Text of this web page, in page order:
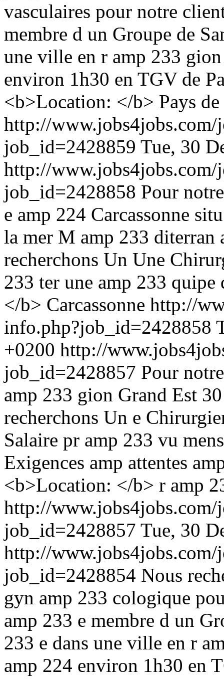
vasculaires pour notre
membre d un Groupe de
une ville en r amp 233
environ 1h30 en TGV de
<b>Location: </b> Pays
http://www.jobs4jobs.com/
job_id=2428859 Tue, 30
http://www.jobs4jobs.com/
job_id=2428858 Pour
e amp 224 Carcassonne
la mer M amp 233 diterran
recherchons Un Une
233 ter une amp 233
</b> Carcassonne http://
info.php?job_id=2428858
+0200 http://
job_id=2428857 Pour
amp 233 gion Grand Est
recherchons Un e
Salaire pr amp 233 vu
Exigences amp attentes
<b>Location: </b> r amp
http://www.jobs4jobs.com/
job_id=2428857 Tue, 30
http://www.jobs4jobs.com/
job_id=2428854 Nous
gyn amp 233 cologique
amp 233 e membre d un
233 e dans une ville en r
amp 224 environ 1h30 en